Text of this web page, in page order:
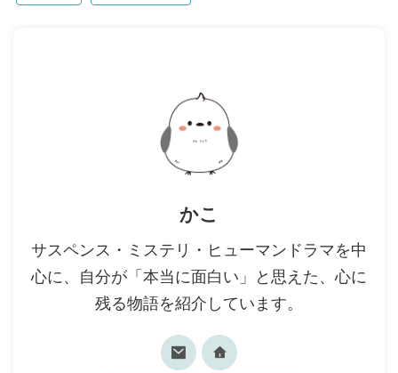
かこ
サスペンス・ミステリ・ヒューマンドラマを中
心に、自分が「本当に面白い」と思えた、心に
残る物語を紹介しています。